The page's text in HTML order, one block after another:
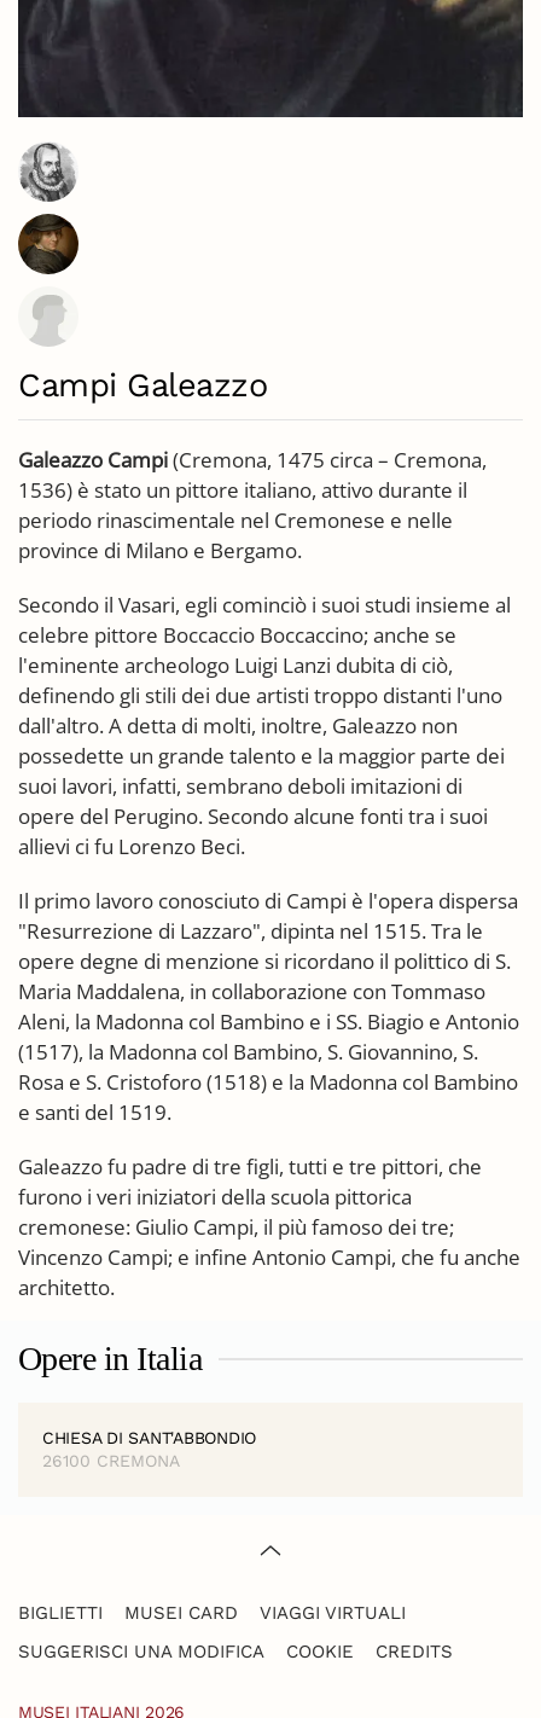
Campi Galeazzo
Galeazzo Campi(Cremona, 1475 circa – Cremona,
1536) è stato un pittore italiano, attivo durante il
periodo rinascimentale nel Cremonese e nelle
province di Milano e Bergamo.
Secondo il Vasari, egli cominciò i suoi studi insieme al
celebre pittore Boccaccio Boccaccino; anche se
l'eminente archeologo Luigi Lanzi dubita di ciò,
definendo gli stili dei due artisti troppo distanti l'uno
dall'altro. A detta di molti, inoltre, Galeazzo non
possedette un grande talento e la maggior parte dei
suoi lavori, infatti, sembrano deboli imitazioni di
opere del Perugino. Secondo alcune fonti tra i suoi
allievi ci fu Lorenzo Beci.
Il primo lavoro conosciuto di Campi è l'opera dispersa
"Resurrezione di Lazzaro", dipinta nel 1515. Tra le
opere degne di menzione si ricordano il polittico di S.
Maria Maddalena, in collaborazione con Tommaso
Aleni, la Madonna col Bambino e i SS. Biagio e Antonio
(1517), la Madonna col Bambino, S. Giovannino, S.
Rosa e S. Cristoforo (1518) e la Madonna col Bambino
e santi del 1519.
Galeazzo fu padre di tre figli, tutti e tre pittori, che
furono i veri iniziatori della scuola pittorica
cremonese: Giulio Campi, il più famoso dei tre;
Vincenzo Campi; e infine Antonio Campi, che fu anche
architetto.
Opere in Italia
CHIESA DI SANT'ABBONDIO
26100 CREMONA
BIGLIETTI MUSEI CARD
VIAGGI VIRTUALI
SUGGERISCI UNA MODIFICA
COOKIE CREDITS
MUSEI ITALIANI 2026